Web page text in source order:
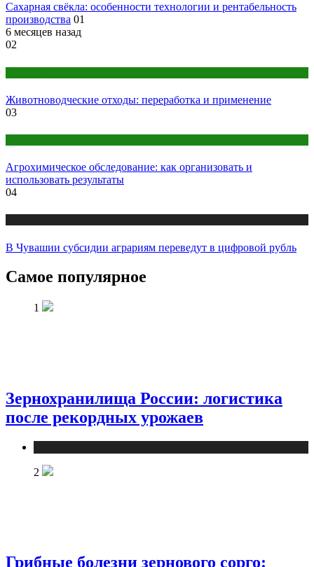
Сахарная свёкла: особенности технологии и рентабельность
производства 01
6 месяцев назад
02
Животноводческие отходы: переработка и применение
03
Агрохимическое обследование: как организовать и
использовать результаты
04
В Чувашии субсидии аграриям переведут в цифровой рубль
Самое популярное
1
Зернохранилища России: логистика
после рекордных урожаев
2
Грибные болезни зернового сорго: